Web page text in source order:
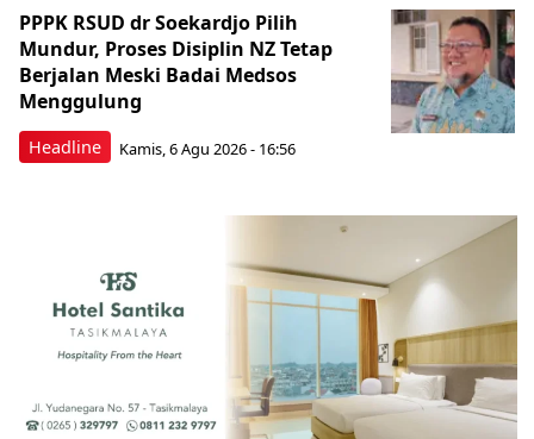
Headline
PPPK RSUD dr Soekardjo Pilih
Mundur, Proses Disiplin NZ Tetap
Berjalan Meski Badai Medsos
Menggulung
Kamis, 6 Agu 2026 - 16:56